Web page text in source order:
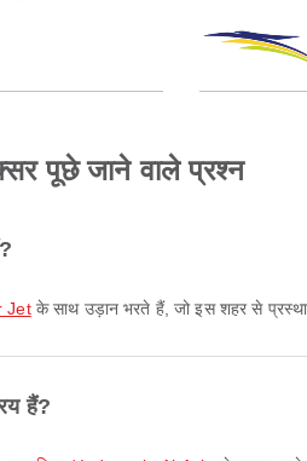
पूछे जाने वाले प्रश्न
Jetके साथ उड़ान भरते हैं, जो इस शहर से
हैं?